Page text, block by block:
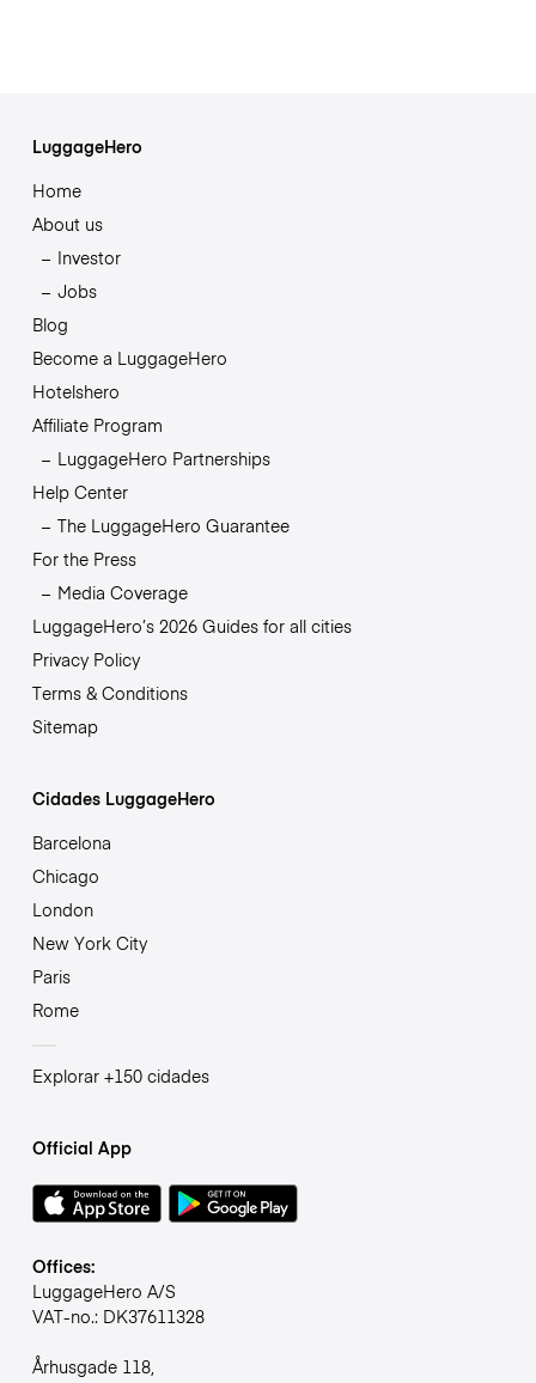
LuggageHero
Home
About us
Investor
Jobs
Blog
Become a LuggageHero
Hotelshero
Affiliate Program
LuggageHero Partnerships
Help Center
The LuggageHero Guarantee
For the Press
Media Coverage
LuggageHero’s 2026 Guides for all cities
Privacy Policy
Terms & Conditions
Sitemap
Cidades LuggageHero
Barcelona
Chicago
London
New York City
Paris
Rome
Explorar +150 cidades
Official App
Offices:
LuggageHero A/S
VAT-no.: DK37611328
Århusgade 118,